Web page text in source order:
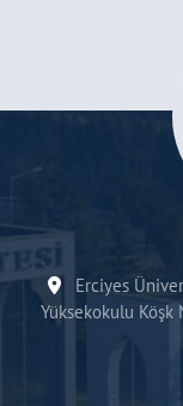
Erciyes
Yüksekokulu